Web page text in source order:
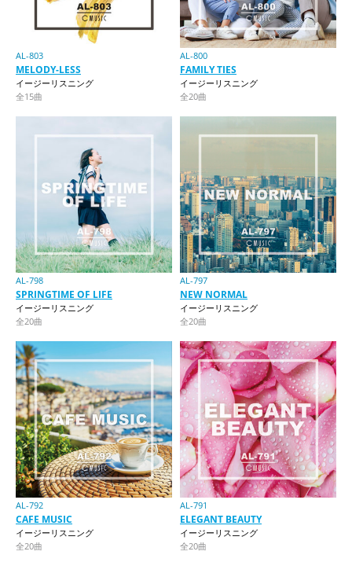
AL-803
MELODY-LESS
イージーリスニング
全15曲
AL-800
FAMILY TIES
イージーリスニング
全20曲
AL-798
SPRINGTIME OF LIFE
イージーリスニング
全20曲
AL-797
NEW NORMAL
イージーリスニング
全20曲
AL-792
CAFE MUSIC
イージーリスニング
全20曲
AL-791
ELEGANT BEAUTY
イージーリスニング
全20曲